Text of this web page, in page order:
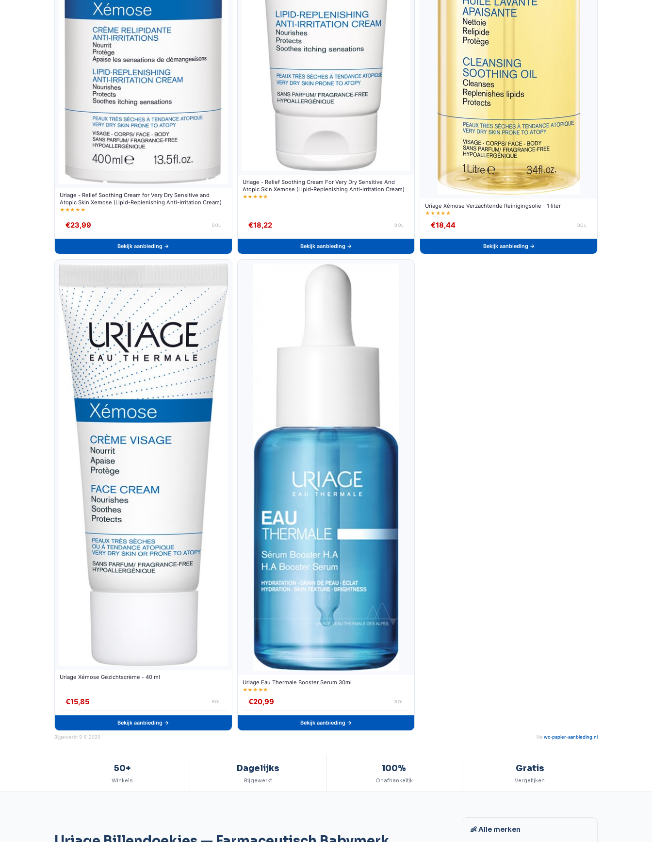
Uriage - Relief Soothing Cream for Very Dry Sensitive and
Atopic Skin Xemose (Lipid-Replenishing Anti-Irritation Cream)
★★★★★
€23,99 BOL
Bekijk aanbieding →
Uriage - Relief Soothing Cream For Very Dry Sensitive And
Atopic Skin Xemose (Lipid-Replenishing Anti-Irritation Cream)
★★★★★
€18,22 BOL
Bekijk aanbieding →
Uriage Xémose Verzachtende Reinigingsolie - 1 liter
★★★★★
€18,44 BOL
Bekijk aanbieding →
Uriage Xémose Gezichtscrème - 40 ml
€15,85 BOL
Bekijk aanbieding →
Uriage Eau Thermale Booster Serum 30ml
★★★★★
€20,99 BOL
Bekijk aanbieding →
Bijgewerkt 9-8-2026 Via wc-papier-aanbieding.nl
50+
Winkels
Dagelijks
Bijgewerkt
100%
Onafhankelijk
Gratis
Vergelijken
👶 Alle merken